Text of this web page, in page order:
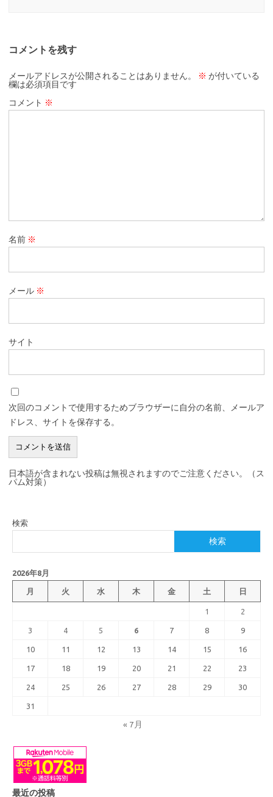
コメントを残す
メールアドレスが公開されることはありません。 ※ が付いている
欄は必須項目です
コメント ※
名前 ※
メール ※
サイト
次回のコメントで使用するためブラウザーに自分の名前、メールア
ドレス、サイトを保存する。
日本語が含まれない投稿は無視されますのでご注意ください。（ス
パム対策）
検索
検索
2026年8月
月 火 水 木 金 土 日
1 2
3 4 5 6 7 8 9
10 11 12 13 14 15 16
17 18 19 20 21 22 23
24 25 26 27 28 29 30
31
« 7月
最近の投稿